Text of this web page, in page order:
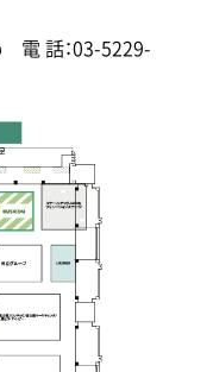
電 話：03-5229-